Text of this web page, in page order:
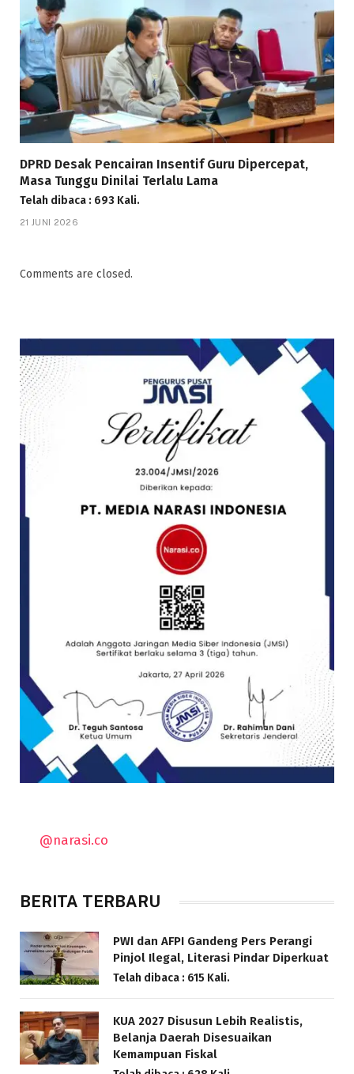
DPRD Desak Pencairan Insentif Guru Dipercepat,
Masa Tunggu Dinilai Terlalu Lama
Telah dibaca : 693 Kali.
21 JUNI 2026
Comments are closed.
@narasi.co
BERITA TERBARU
PWI dan AFPI Gandeng Pers Perangi
Pinjol Ilegal, Literasi Pindar Diperkuat
Telah dibaca : 615 Kali.
KUA 2027 Disusun Lebih Realistis,
Belanja Daerah Disesuaikan
Kemampuan Fiskal